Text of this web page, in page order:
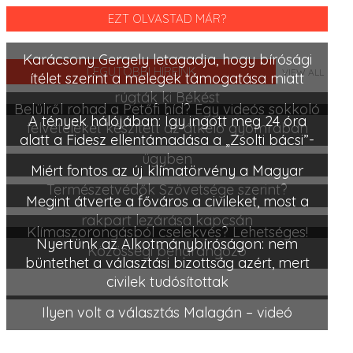
EZT OLVASTAD MÁR?
LEGUTÓBBI HÍREINK VIEW ALL
Karácsony Gergely letagadja, hogy bírósági
ítélet szerint a melegek támogatása miatt
rúgták ki Békést
Belülről rohad a Petőfi híd? Egy videós sokkoló
felvételeket készített az átkelő gyomrában
A tények hálójában: Így ingott meg 24 óra
alatt a Fidesz ellentámadása a „Zsolti bácsi”-
ügyben
Miért fontos az új klímatörvény a Magyar
Természetvédők Szövetsége szerint?
Megint átverte a főváros a civileket, most a
rakpart lezárása kapcsán
Klímaszorongásból cselekvés? Lehetséges!
Közösségi beharangozó
Nyertünk az Alkotmánybíróságon: nem
büntethet a választási bizottság azért, mert
civilek tudósítottak
Ilyen volt a választás Malagán – videó